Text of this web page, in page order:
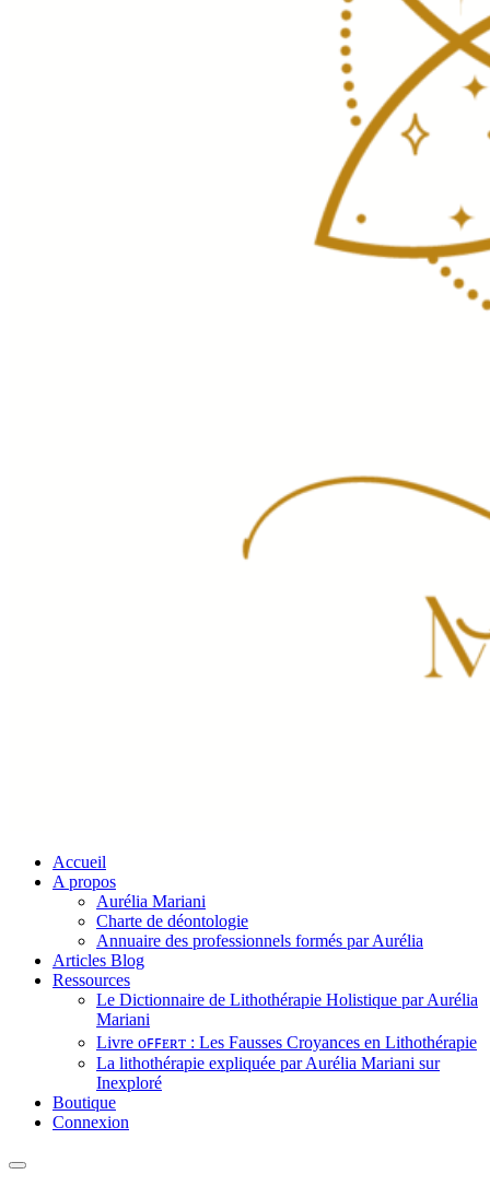
Accueil
A propos
Aurélia Mariani
Charte de déontologie
Annuaire des professionnels formés par Aurélia
Articles Blog
Ressources
Le Dictionnaire de Lithothérapie Holistique par Aurélia
Mariani
Livre ᴏꜰꜰᴇʀᴛ : Les Fausses Croyances en Lithothérapie
La lithothérapie expliquée par Aurélia Mariani sur
Inexploré
Boutique
Connexion